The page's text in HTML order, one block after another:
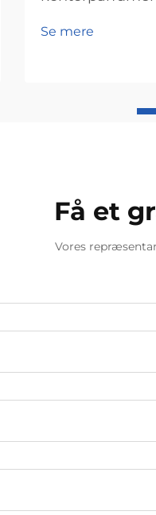
layout Valg af
Se mere
Få et
Vores